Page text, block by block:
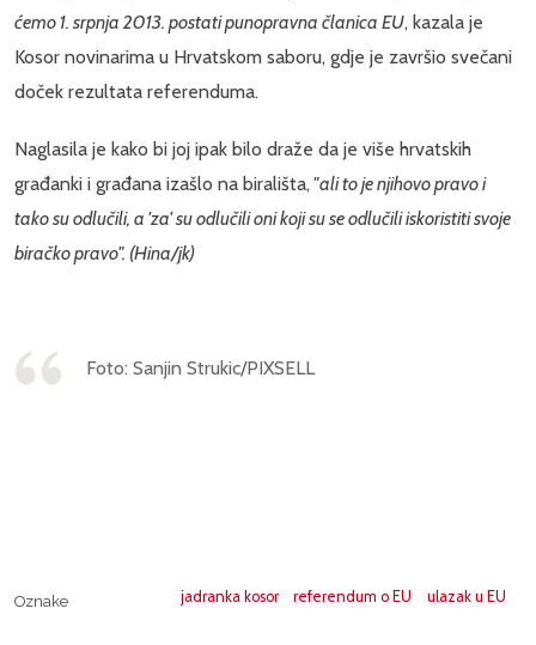
ćemo 1. srpnja 2013. postati punopravna članica EU, kazala je
Kosor novinarima u Hrvatskom saboru, gdje je završio svečani
doček rezultata referenduma.
Naglasila je kako bi joj ipak bilo draže da je više hrvatskih
građanki i građana izašlo na birališta,"ali to je njihovo pravo i
tako su odlučili, a 'za' su odlučili oni koji su se odlučili iskoristiti svoje
biračko pravo". (Hina/jk)
Foto: Sanjin Strukic/PIXSELL
Oznake jadranka kosor referendum o EU ulazak u EU